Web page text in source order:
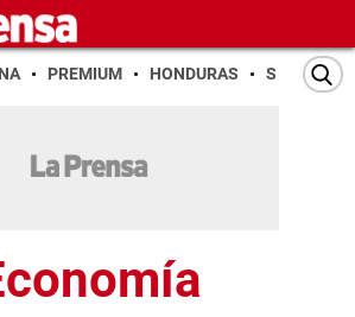
PREMIUM HONDURAS SAN PEDRO